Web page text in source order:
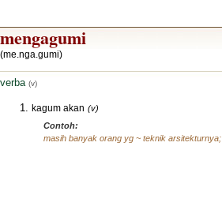
mengagumi
(me.nga.gumi)
verba (v)
kagum akan (v)
Contoh:
masih banyak orang yg ~ teknik arsitekturnya;